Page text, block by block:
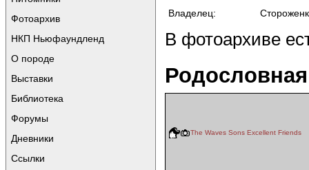
Фотоархив
НКП Ньюфаундленд
О породе
Выставки
Библиотека
Форумы
Дневники
Ссылки
Владелец:
В фотоархиве
Родословная
The Waves Sons Excellent Friends